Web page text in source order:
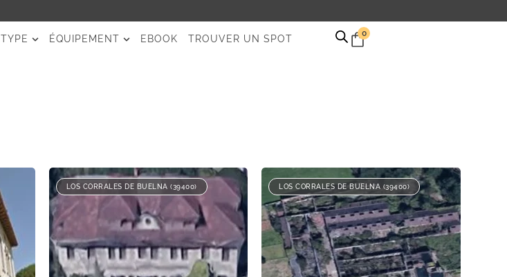
TYPE ÉQUIPEMENT EBOOK TROUVER UN SPOT
0
LOS CORRALES DE BUELNA (39400) LOS CORRALES DE BUELNA (39400)